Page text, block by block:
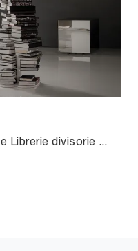
Clicca e scopri le Librerie divisorie design! Il modello Dna Cattelan Italia saprà completare un soggiorno pratico e operativo.